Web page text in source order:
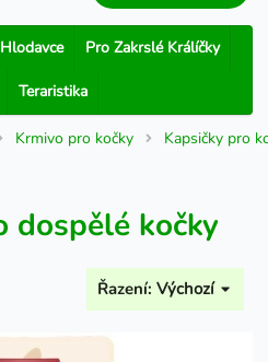
Pro Zakrslé Králíčky
Teraristika
Krmivo pro kočky Kapsičky pro
dospělé kočky
Řazení: Výchozí